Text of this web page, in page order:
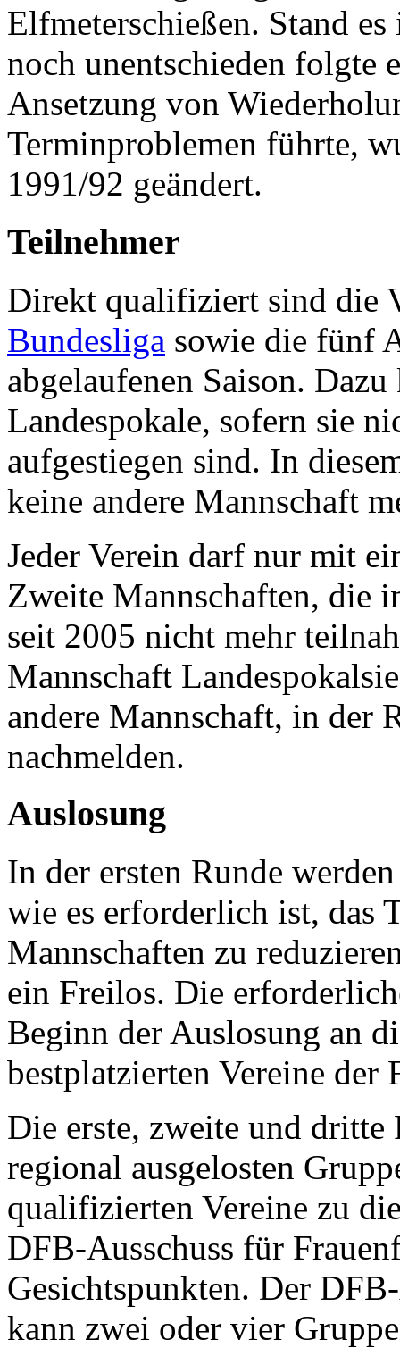
Elfmeterschießen. Stand
noch unentschieden folgte
Ansetzung von
Terminproblemen führte,
1991/92 geändert.
Teilnehmer
Direkt qualifiziert sind die
Bundesliga sowie die fünf
abgelaufenen Saison.
Landespokale, sofern sie
aufgestiegen sind. In
keine andere Mannschaft
Jeder Verein darf nur mit
Zweite Mannschaften, die
seit 2005 nicht mehr
Mannschaft
andere Mannschaft, in der
nachmelden.
Auslosung
In der ersten Runde
wie es erforderlich ist, das
Mannschaften zu
ein Freilos. Die
Beginn der Auslosung an
bestplatzierten Vereine
Die erste, zweite und
regional ausgelosten
qualifizierten Vereine zu
DFB-Ausschuss für
Gesichtspunkten. Der
kann zwei oder vier